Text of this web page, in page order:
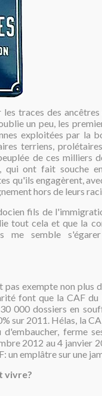
traces des
un peu, les
exploitées par la
terriens,
de ces milliers
ont fait souche
qu'ils engagèrent,
hors de leurs
fils de
tout cela et que la
me semble
exempte non plus
font que la CAF du
000 dossiers en
sur 2011. Hélas, la
ferme
2012 au 4 janvier
un emplâtre sur une
vivre?